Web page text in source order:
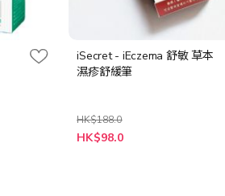
iSecret - iEczema 舒敏 草本
濕疹舒緩筆
HK$188.0
特
殊
HK$98.0